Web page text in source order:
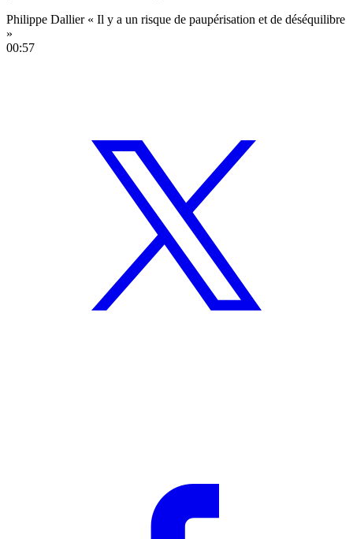
Philippe Dallier « Il y a un risque de paupérisation et de déséquilibre
»
00:57